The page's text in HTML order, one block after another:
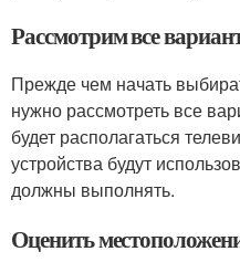
Рассмотрим все
Прежде чем начать
нужно рассмотреть все
будет располагаться
устройства будут
должны выполнять.
Оценить